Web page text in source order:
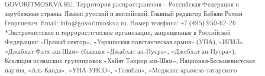
GOVORITMOSKVA.RU. Территория распространения – Российская Федерация и
зарубежные страны. Языки: русский и английский. Главный редактор Бабаян Роман
Георгиевич. Email: info@govoritmoskva.ru. Номер телефона: +7 (495) 950-62-26
*Экстремистские и террористические организации, запрещенные в Российской
Федерации: «Правый сектор», «Украинская повстанческая армия» (УПА), «ИГИЛ»,
«Джабхат Фатх аш-Шам» (бывшая «Джабхат ан-Нусра», «Джебхат ан-Нусра»),
Коалиция исламских группировок «Хайят Тахрир аш-Шам», Национал-Большевистская
партия, «Аль-Каида», «УНА-УНСО», «Талибан», «Меджлис крымско-татарского